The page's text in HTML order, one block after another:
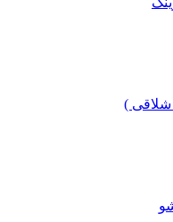
شلاقی )